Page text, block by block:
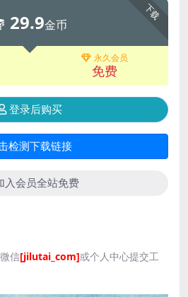
下载
29.9金币
永久会员
免费
登录后购买
检测下载链接
入会员全站免费
信[jilutai_com]或个人中心提交工